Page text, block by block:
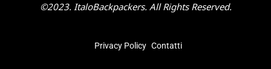
©2023. ItaloBackpackers. All Rights Reserved.
Privacy Policy Contatti